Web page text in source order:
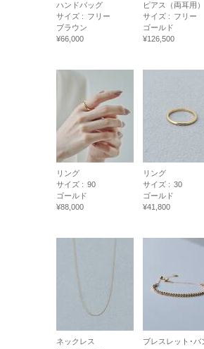
ハンドバッグ
サイズ : フリー
ブラウン
¥66,000
ピアス（両耳用）
サイズ : フリー
ゴールド
¥126,500
リング
サイズ : 90
ゴールド
¥88,000
リング
サイズ : 30
ゴールド
¥41,800
ネックレス
ブレスレット･バ